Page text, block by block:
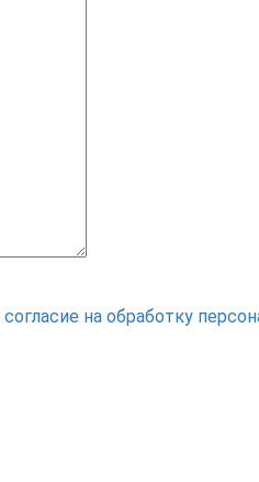
согласие на обработку